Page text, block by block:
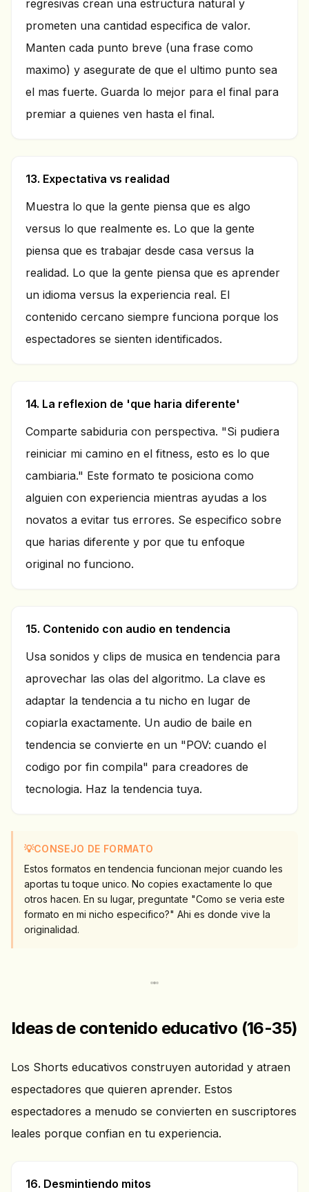
regresivas crean una estructura natural y
prometen una cantidad especifica de valor.
Manten cada punto breve (una frase como
maximo) y asegurate de que el ultimo punto sea
el mas fuerte. Guarda lo mejor para el final para
premiar a quienes ven hasta el final.
13. Expectativa vs realidad
Muestra lo que la gente piensa que es algo
versus lo que realmente es. Lo que la gente
piensa que es trabajar desde casa versus la
realidad. Lo que la gente piensa que es aprender
un idioma versus la experiencia real. El
contenido cercano siempre funciona porque los
espectadores se sienten identificados.
14. La reflexion de 'que haria diferente'
Comparte sabiduria con perspectiva. "Si pudiera
reiniciar mi camino en el fitness, esto es lo que
cambiaria." Este formato te posiciona como
alguien con experiencia mientras ayudas a los
novatos a evitar tus errores. Se especifico sobre
que harias diferente y por que tu enfoque
original no funciono.
15. Contenido con audio en tendencia
Usa sonidos y clips de musica en tendencia para
aprovechar las olas del algoritmo. La clave es
adaptar la tendencia a tu nicho en lugar de
copiarla exactamente. Un audio de baile en
tendencia se convierte en un "POV: cuando el
codigo por fin compila" para creadores de
tecnologia. Haz la tendencia tuya.
💡CONSEJO DE FORMATO
Estos formatos en tendencia funcionan mejor cuando les
aportas tu toque unico. No copies exactamente lo que
otros hacen. En su lugar, preguntate "Como se veria este
formato en mi nicho especifico?" Ahi es donde vive la
originalidad.
Ideas de contenido educativo (16-35)
Los Shorts educativos construyen autoridad y atraen
espectadores que quieren aprender. Estos
espectadores a menudo se convierten en suscriptores
leales porque confian en tu experiencia.
16. Desmintiendo mitos